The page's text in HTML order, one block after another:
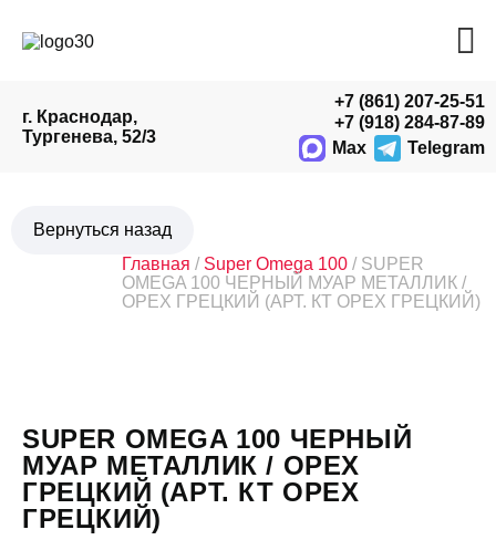
г. Краснодар,
Тургенева, 52/3
+7 (861) 207-25-51
+7 (918) 284-87-89
Max
Telegram
Главная / Super Omega 100 / SUPER
OMEGA 100 ЧЕРНЫЙ МУАР МЕТАЛЛИК /
ОРЕХ ГРЕЦКИЙ (АРТ. КТ ОРЕХ ГРЕЦКИЙ)
SUPER OMEGA 100 ЧЕРНЫЙ
МУАР МЕТАЛЛИК / ОРЕХ
ГРЕЦКИЙ (АРТ. КТ ОРЕХ
ГРЕЦКИЙ)